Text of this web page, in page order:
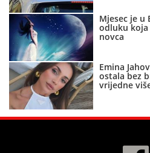
Mjesec je u
odluku
novca
Emina
ostala bez
vrijedne